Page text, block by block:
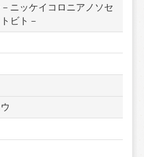
ニッケイコロニアノソセ
ビト－